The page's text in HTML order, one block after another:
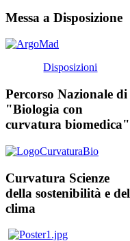
Messa a Disposizione
Disposizioni
Percorso Nazionale di
"Biologia con
curvatura biomedica"
Curvatura Scienze
della sostenibilità e del
clima